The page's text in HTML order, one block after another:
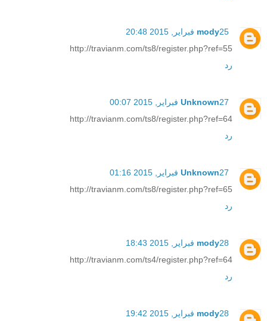
mody25 فبراير, 2015 20:48
http://travianm.com/ts8/register.php?ref=55
رد
Unknown27 فبراير, 2015 00:07
http://travianm.com/ts8/register.php?ref=64
رد
Unknown27 فبراير, 2015 01:16
http://travianm.com/ts8/register.php?ref=65
رد
mody28 فبراير, 2015 18:43
http://travianm.com/ts4/register.php?ref=64
رد
mody28 فبراير, 2015 19:42